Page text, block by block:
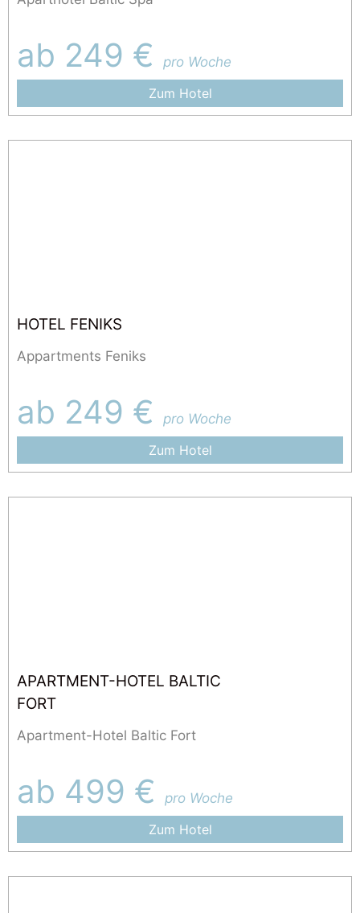
ab 249 €
pro Woche
Zum Hotel
HOTEL FENIKS
Appartments Feniks
ab 249 €
pro Woche
Zum Hotel
APARTMENT-HOTEL BALTIC
FORT
Apartment-Hotel Baltic Fort
ab 499 €
pro Woche
Zum Hotel